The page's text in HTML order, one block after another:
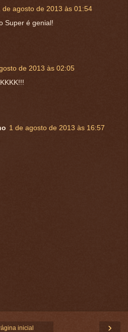
de agosto de 2013 às 01:54
Super é genial!
de 2013 às 02:05
1 de agosto de 2013 às 16:57
›
inicial